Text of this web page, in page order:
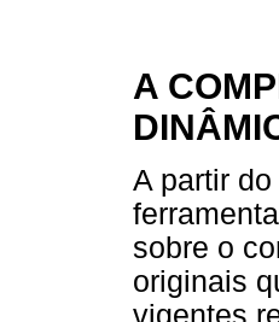
A
A partir
sobre o
originais
vigentes